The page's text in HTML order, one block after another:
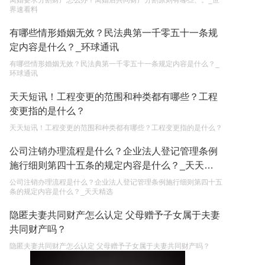
界速看料
有哪些情形婚姻无效？民法典第一千零五十一条规
定内容是什么？_环球通讯
有哪些情形婚姻无效？民法典第一千零五十一条规定内容是什么？_
环球通讯
天天短讯！工程变更的范围和种类都有哪些？工程
变更指的是什么？
天天短讯！工程变更的范围和种类都有哪些？工程变更指的是什么？
公司注销办理流程是什么？企业法人登记管理条例
施行细则第四十五条的规定内容是什么？_天天精
选
公司注销办理流程是什么？企业法人登记管理条例施行细则第四十五
条的规定内容是什么？_天天精选
隐匿夫妻共同财产怎么认定 父母赠予子女属于夫妻
共同财产吗？
隐匿夫妻共同财产怎么认定 父母赠予子女属于夫妻共同财产吗？